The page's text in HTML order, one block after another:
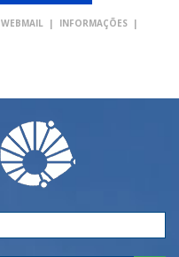
WEBMAIL | INFORMAÇÕES |